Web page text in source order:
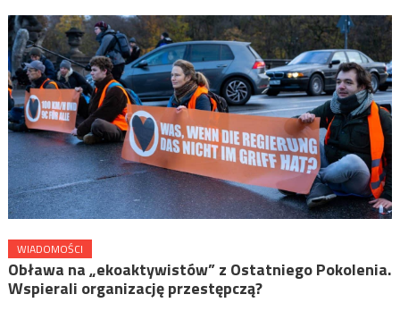
WIADOMOŚCI
Obława na „ekoaktywistów” z Ostatniego Pokolenia.
Wspierali organizację przestępczą?